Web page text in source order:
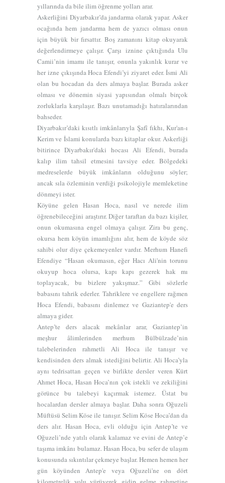
yıllarında da bile ilim öğrenme yolları arar.
Askerliğini Diyarbakır’da jandarma olarak yapar. Asker
ocağında hem jandarma hem de yazıcı olması onun
için büyük bir fırsattır. Boş zamanını kitap okuyarak
değerlendirmeye çalışır. Çarşı iznine çıktığında Ulu
Camii’nin imamı ile tanışır, onunla yakınlık kurar ve
her izne çıkışında Hoca Efendi’yi ziyaret eder. İsmi Ali
olan bu hocadan da ders almaya başlar. Burada asker
olması ve dönemin siyasi yapısından olmalı birçok
zorluklarla karşılaşır. Bazı unutamadığı hatıralarından
bahseder.
Diyarbakır’daki kısıtlı imkânlarıyla Şafî fıkhı, Kur'an-ı
Kerim ve İslami konularda bazı kitaplar okur. Askerliği
bitirince Diyarbakır'daki hocası Ali Efendi, burada
kalıp ilim tahsil etmesini tavsiye eder. Bölgedeki
medreselerde büyük imkânların olduğunu söyler;
ancak sıla özleminin verdiği psikolojiyle memleketine
dönmeyi ister.
Köyüne gelen Hasan Hoca, nasıl ve nerede ilim
öğrenebileceğini araştırır. Diğer taraftan da bazı kişiler,
onun okumasına engel olmaya çalışır. Zira bu genç,
okursa hem köyün imamlığını alır, hem de köyde söz
sahibi olur diye çekemeyenler vardır. Merhum Hanefi
Efendiye “Hasan okumasın, eğer Hacı Ali'nin torunu
okuyup hoca olursa, kapı kapı gezerek hak mı
toplayacak, bu bizlere yakışmaz.” Gibi sözlerle
babasını tahrik ederler. Tahriklere ve engellere rağmen
Hoca Efendi, babasını dinlemez ve Gaziantep'e ders
almaya gider.
Antep’te ders alacak mekânlar arar, Gaziantep’in
meşhur âlimlerinden merhum Bülbülzade’nin
talebelerinden rahmetli Ali Hoca ile tanışır ve
kendisinden ders almak istediğini belirtir. Ali Hoca’yla
aynı tedrisattan geçen ve birlikte dersler veren Kürt
Ahmet Hoca, Hasan Hoca’nın çok istekli ve zekiliğini
görünce bu talebeyi kaçırmak istemez. Üstat bu
hocalardan dersler almaya başlar. Daha sonra Oğuzeli
Müftüsü Selim Köse ile tanışır. Selim Köse Hoca’dan da
ders alır. Hasan Hoca, evli olduğu için Antep’te ve
Oğuzeli’nde yatılı olarak kalamaz ve evini de Antep’e
taşıma imkânı bulamaz. Hasan Hoca, bu sefer de ulaşım
konusunda sıkıntılar çekmeye başlar. Hemen hemen her
gün köyünden Antep'e veya Oğuzeli'ne on dört